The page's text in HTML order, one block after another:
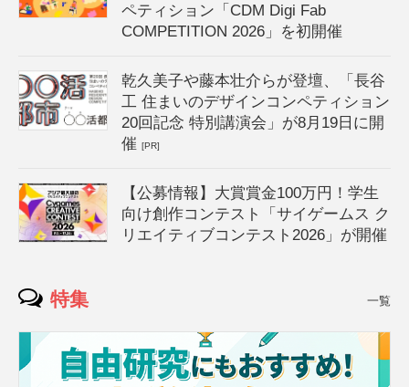
ペティション「CDM Digi Fab
COMPETITION 2026」を初開催
乾久美子や藤本壮介らが登壇、「長谷
工 住まいのデザインコンペティション
20回記念 特別講演会」が8月19日に開
催[PR]
【公募情報】大賞賞金100万円！学生
向け創作コンテスト「サイゲームス ク
リエイティブコンテスト2026」が開催
特集 一覧